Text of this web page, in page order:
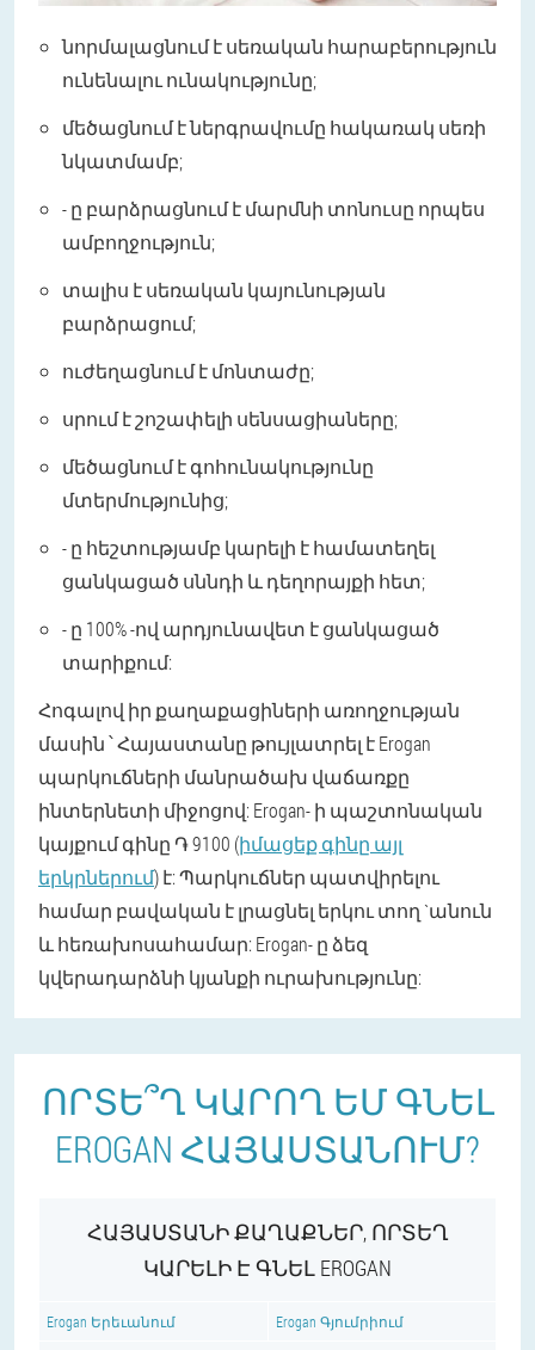
նորմալացնում է սեռական հարաբերություն
ունենալու ունակությունը;
մեծացնում է ներգրավումը հակառակ սեռի
նկատմամբ;
- ը բարձրացնում է մարմնի տոնուսը որպես
ամբողջություն;
տալիս է սեռական կայունության
բարձրացում;
ուժեղացնում է մոնտաժը;
սրում է շոշափելի սենսացիաները;
մեծացնում է գոհունակությունը
մտերմությունից;
- ը հեշտությամբ կարելի է համատեղել
ցանկացած սննդի և դեղորայքի հետ;
- ը 100% -ով արդյունավետ է ցանկացած
տարիքում:
Հոգալով իր քաղաքացիների առողջության
մասին ՝ Հայաստանը թույլատրել է Erogan
պարկուճների մանրածախ վաճառքը
ինտերնետի միջոցով: Erogan- ի պաշտոնական
կայքում գինը ֏ 9100 (իմացեք գինը այլ
երկրներում) է: Պարկուճներ պատվիրելու
համար բավական է լրացնել երկու տող `անուն
և հեռախոսահամար: Erogan- ը ձեզ
կվերադարձնի կյանքի ուրախությունը:
ՈՐՏԵ՞Ղ ԿԱՐՈՂ ԵՄ ԳՆԵԼ
EROGAN ՀԱՅԱՍՏԱՆՈՒՄ?
ՀԱՅԱՍՏԱՆԻ ՔԱՂԱՔՆԵՐ, ՈՐՏԵՂ
ԿԱՐԵԼԻ Է ԳՆԵԼ EROGAN
Erogan Երեւանում Erogan Գյումրիում